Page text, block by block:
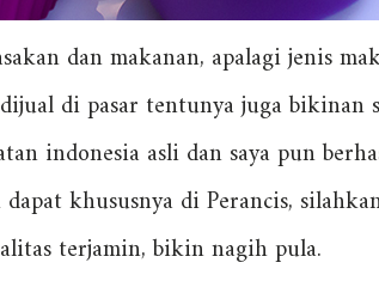
dan makanan, apalagi jenis
di pasar tentunya juga bikinan
indonesia asli dan saya pun
khususnya di Perancis,
terjamin, bikin nagih pula.